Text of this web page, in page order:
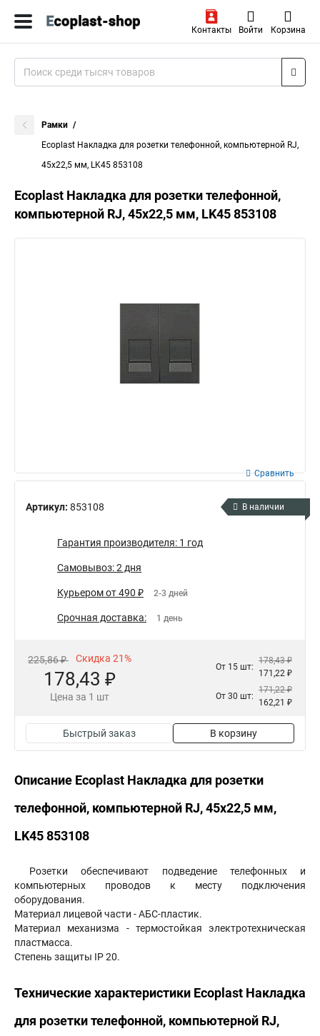
Контакты Войти Корзина
Рамки
Ecoplast Накладка для розетки телефонной, компьютерной RJ,
45х22,5 мм, LK45 853108
Ecoplast Накладка для розетки телефонной,
компьютерной RJ, 45х22,5 мм, LK45 853108
Артикул: 853108
Сравнить
В наличии
Гарантия производителя: 1 год
Самовывоз: 2 дня
Курьером от 490 ₽ 2-3 дней
Срочная доставка: 1 день
225,86 ₽ Скидка 21%
178,43 ₽
Цена за 1 шт
От 15 шт:
178,43 ₽
171,22 ₽
От 30 шт:
171,22 ₽
162,21 ₽
Быстрый заказ В корзину
Описание Ecoplast Накладка для розетки
телефонной, компьютерной RJ, 45х22,5 мм,
LK45 853108
Розетки обеспечивают подведение телефонных и
компьютерных проводов к месту подключения
оборудования.
Материал лицевой части - АБС-пластик.
Материал механизма - термостойкая электротехническая
пластмасса.
Степень защиты IP 20.
Технические характеристики Ecoplast Накладка
для розетки телефонной, компьютерной RJ,